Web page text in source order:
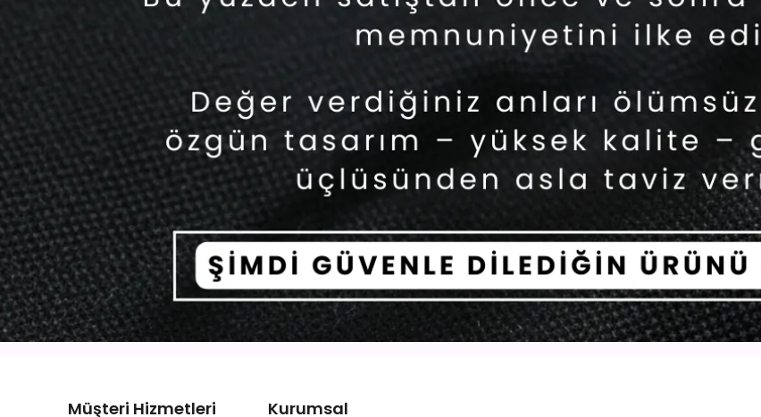
Müşteri Hizmetleri Kurumsal